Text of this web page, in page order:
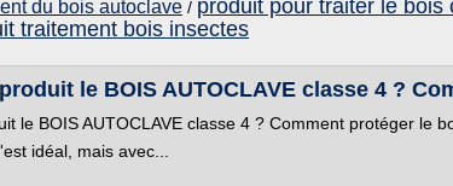
du bois autoclave / produit pour traiter le bois
traitement bois insectes
le BOIS AUTOCLAVE classe 4 ?
le BOIS AUTOCLAVE classe 4 ? Comment protéger le
idéal, mais avec...